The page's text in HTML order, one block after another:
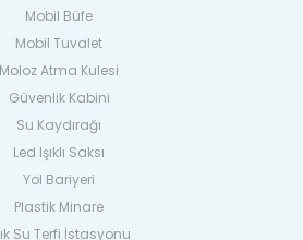
Mobil Büfe
Mobil Tuvalet
Moloz Atma Kulesi
Güvenlik Kabini
Su Kaydırağı
Led Işıklı Saksı
Yol Bariyeri
Plastik Minare
Su Terfi İstasyonu